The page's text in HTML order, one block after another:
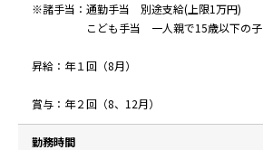
※諸手当：通勤手当 別途支給(上限1万円)
こども手当 一人親で15歳以下の子
昇給：年１回（8月）
賞与：年２回（8、12月）
勤務時間